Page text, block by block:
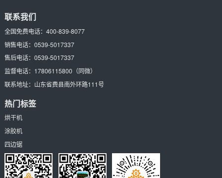
联系我们
全国免费电话： 400-839-8077
销售电话： 0539-5017337
售后电话： 0539-5017337
监督电话： 17806115800（同微）
联系地址： 山东省费县南外环路111号
热门标签
烘干机
涂胶机
四边锯